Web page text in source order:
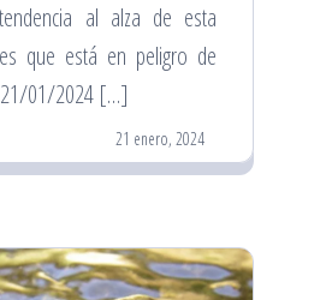
al alza de esta
que está en peligro de
21/01/2024 […]
21 enero, 2024